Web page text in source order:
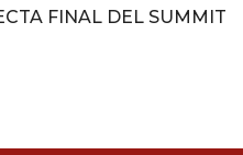
FINAL DEL SUMMIT